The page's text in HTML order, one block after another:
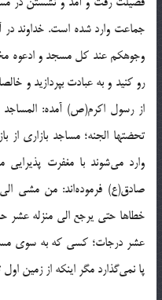
وجوهکم عند کل مسجد و ادعوه
رو کنید و به عبادت بپردازید و
از رسول اکرم(ص) آمده: المساجد
تحضتها الجنه؛ مساجد بازاری
وارد می‌شوند با مغفرت
صادق(ع) فرموده‌اند: من مشی
خطاها حتی یرجع الی منزله
عشر درجات؛ کسی که به سوی
پا نمی‌گذارد مگر اینکه از زمین